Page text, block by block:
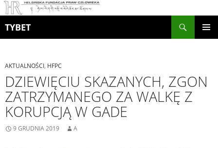
TYBET
AKTUALNOŚCI, HFPC
DZIEWIĘCIU SKAZANYCH, ZGON
ZATRZYMANEGO ZA WALKĘ Z
KORUPCJĄ W GADE
9 GRUDNIA 2019 A